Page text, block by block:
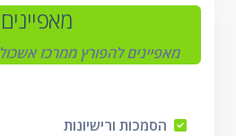
מאפיינים
מאפיינים להפורץ ממרכז
הסמכות ורישיונות